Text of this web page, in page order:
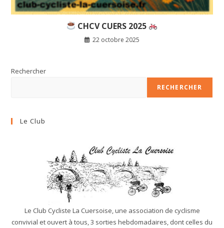
CHCV CUERS 2025
22 octobre 2025
Rechercher
RECHERCHER
Le Club
Le Club Cycliste La Cuersoise, une association de cyclisme
convivial et ouvert à tous, 3 sorties hebdomadaires, dont celles du